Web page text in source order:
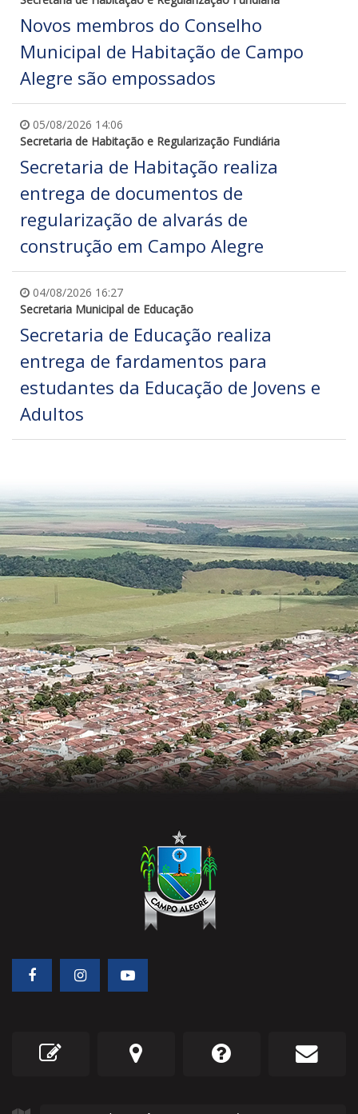
Novos membros do Conselho
Municipal de Habitação de Campo
Alegre são empossados
05/08/2026 14:06
Secretaria de Habitação e Regularização Fundiária
Secretaria de Habitação realiza
entrega de documentos de
regularização de alvarás de
construção em Campo Alegre
04/08/2026 16:27
Secretaria Municipal de Educação
Secretaria de Educação realiza
entrega de fardamentos para
estudantes da Educação de Jovens e
Adultos